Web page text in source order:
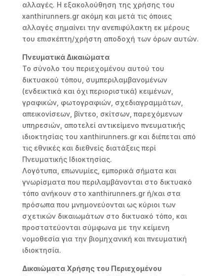
αλλαγές. Η εξακολούθηση της χρήσης του
xanthirunners.gr ακόμη και μετά τις όποιες
αλλαγές σημαίνει την ανεπιφύλακτη εκ μέρους
του επισκέπτη/χρήστη αποδοχή των όρων αυτών.
Πνευματικά Δικαιώματα
Το σύνολο του περιεχομένου αυτού του
δικτυακού τόπου, συμπεριλαμβανομένων
(ενδεικτικά και όχι περιοριστικά) κειμένων,
γραφικών, φωτογραφιών, σχεδιαγραμμάτων,
απεικονίσεων, βίντεο, σκίτσων, παρεχόμενων
υπηρεσιών, αποτελεί αντικείμενο πνευματικής
ιδιοκτησίας του xanthirunners.gr και διέπεται από
τις εθνικές και διεθνείς διατάξεις περί
Πνευματικής Ιδιοκτησίας.
Λογότυπα, επωνυμίες, εμπορικά σήματα και
γνωρίσματα που περιλαμβάνονται στο δικτυακό
τόπο ανήκουν στο xanthirunners.gr ή/και στα
πρόσωπα που μνημονεύονται ως κύριοι των
σχετικών δικαιωμάτων στο δικτυακό τόπο, και
προστατεύονται σύμφωνα με την κείμενη
νομοθεσία για την βιομηχανική και πνευματική
ιδιοκτησία.
Δικαιώματα Χρήσης του Περιεχομένου